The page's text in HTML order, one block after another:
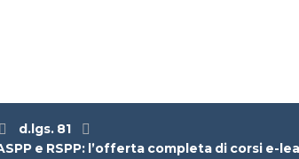
d.lgs. 81
e RSPP: l’offerta completa di corsi e-